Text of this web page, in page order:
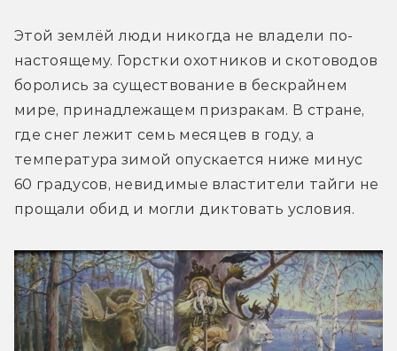
Этой землёй люди никогда не владели по-
настоящему. Горстки охотников и скотоводов
боролись за существование в бескрайнем
мире, принадлежащем призракам. В стране,
где снег лежит семь месяцев в году, а
температура зимой опускается ниже минус
60 градусов, невидимые властители тайги не
прощали обид и могли диктовать условия.